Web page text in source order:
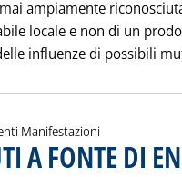
ampiamente
locale e non di un
influenze di possibili
Manifestazioni
A FONTE DI